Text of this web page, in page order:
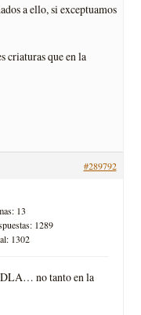
a ello, si exceptuamos
criaturas que en la
#289792
13
1289
1302
no tanto en la